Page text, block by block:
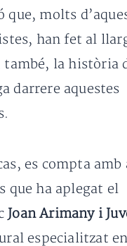
que, molts
han fet al
també, la història
darrere aquestes
es compta amb
que ha aplegat el
Joan Arimany i
especialitzat en